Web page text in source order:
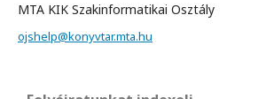
MTA KIK Szakinformatikai Osztály
ojshelp@konyvtar.mta.hu